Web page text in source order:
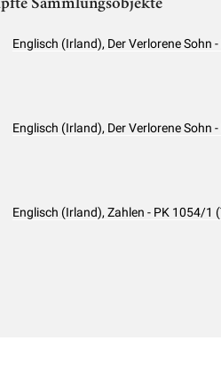
Sammlungsobjekte
Englisch (Irland), Der Verlorene Sohn
Englisch (Irland), Der Verlorene Sohn
Englisch (Irland), Zahlen - PK 1054/1